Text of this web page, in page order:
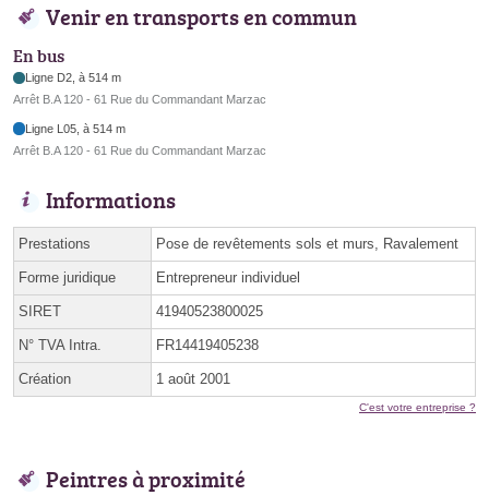
Venir en transports en commun
En bus
Ligne D2, à 514 m
Arrêt B.A 120 - 61 Rue du Commandant Marzac
Ligne L05, à 514 m
Arrêt B.A 120 - 61 Rue du Commandant Marzac
Informations
Prestations Pose de revêtements sols et murs, Ravalement
Forme juridique Entrepreneur individuel
SIRET 41940523800025
N° TVA Intra. FR14419405238
Création 1 août 2001
C'est votre entreprise ?
Peintres à proximité